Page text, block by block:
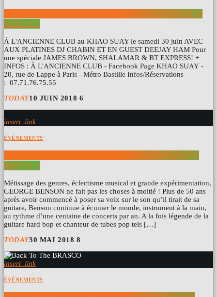
À L’ANCIENNE CLUB AU KHAO SUAY LE SAMEDI 30
JUIN 2018
À L'ANCIENNE CLUB au KHAO SUAY le samedi 30 juin AVEC
AUX PLATINES DJ CHABIN ET EN GUEST DEEJAY HAM Pour
une spéciale JAMES BROWN, SHALAMAR & BT EXPRESS! +
INFOS : À L'ANCIENNE CLUB - Facebook Page KHAO SUAY -
20, rue de Lappe à Paris - Métro Bastille Infos/Réservations
: 07.71.76.75.55
TODAY10 JUIN 2018 6
insert_link
ÉVÉNEMENTS
GEORGE BENSON EN CONCERT À ENGHIEN (95) LE
04/07/2018
Métissage des genres, éclectisme musical et grande expérimentation,
GEORGE BENSON ne fait pas les choses à moitié ! Plus de 50 ans
après avoir commencé à poser sa voix sur le son qu’il tirait de sa
guitare, Benson continue à écumer le monde, instrument à la main,
au rythme d’une centaine de concerts par an. A la fois légende de la
guitare hard bop et chanteur de tubes pop tels […]
TODAY30 MAI 2018 8
insert_link
ÉVÉNEMENTS